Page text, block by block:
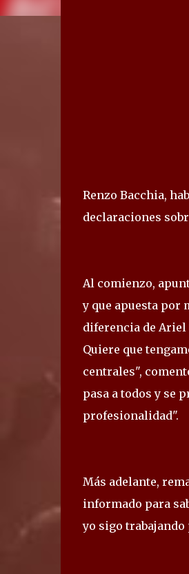
Renzo Bacchia,
declaraciones
Al comienzo,
y que apuesta por
diferencia de Ariel
Quiere que
centrales",
pasa a todos y se
profesionalidad".
Más adelante,
informado para
yo sigo trabajando